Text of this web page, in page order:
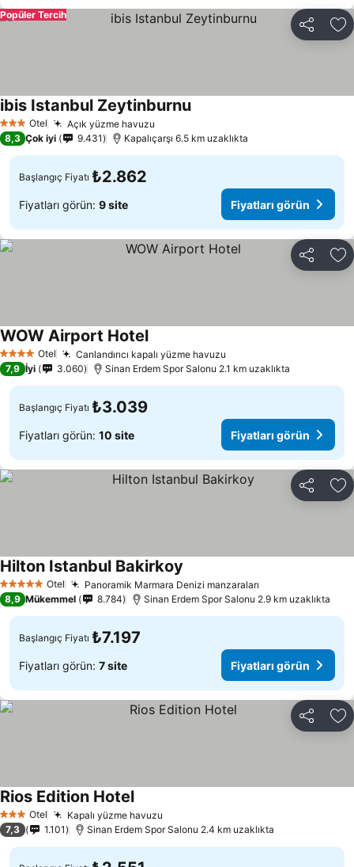
Paylaş
Popüler Tercih
3 YıldızOtel Açık yüzme havuzu
ibis Istanbul ZeytinburnuFiyatları görün
8,3 Çok iyi 9.431 Kapalıçarşı 6.5 km uzaklıkta
Başlangıç Fiyatı ₺2.862
Fiyatları görün: 9 site Fiyatları görün
Paylaş
4 Yıldız Otel Canlandırıcı kapalı yüzme havuzu
WOW Airport HotelFiyatları görün
7,9 İyi 3.060 Sinan Erdem Spor Salonu 2.1 km uzaklıkta
Başlangıç Fiyatı ₺3.039
Fiyatları görün: 10 site Fiyatları görün
Paylaş
5 Yıldız Otel Panoramik Marmara Denizi manzaraları
Hilton Istanbul Bakirkoy
8,9 Mükemmel 8.784 Sinan Erdem Spor Salonu 2.9 km uzaklıkta
Başlangıç Fiyatı ₺7.197
Fiyatları görün: 7 site Fiyatları görün
Paylaş
3 YıldızOtel Kapalı yüzme havuzu
Rios Edition HotelFiyatları görün
7,3 1.101 Sinan Erdem Spor Salonu 2.4 km uzaklıkta